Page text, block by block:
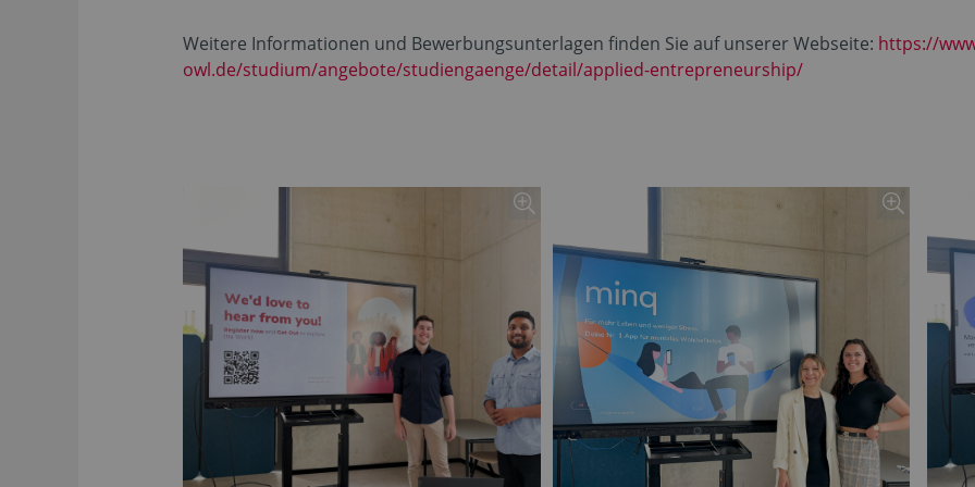
Weitere Informationen und Bewerbungsunterlagen finden Sie auf unserer Webseite: https://
owl.de/studium/angebote/studiengaenge/detail/applied-entrepreneurship/